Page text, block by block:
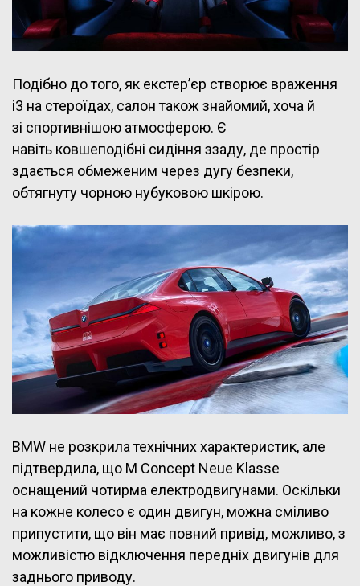
Подібно до того, як екстер’єр створює враження
i3 на стероїдах, салон також знайомий, хоча й
зі спортивнішою атмосферою. Є
навіть ковшеподібні сидіння ззаду, де простір
здається обмеженим через дугу безпеки,
обтягнуту чорною нубуковою шкірою.
BMW не розкрила технічних характеристик, але
підтвердила, що M Concept Neue Klasse
оснащений чотирма електродвигунами. Оскільки
на кожне колесо є один двигун, можна сміливо
припустити, що він має повний привід, можливо, з
можливістю відключення передніх двигунів для
заднього приводу.